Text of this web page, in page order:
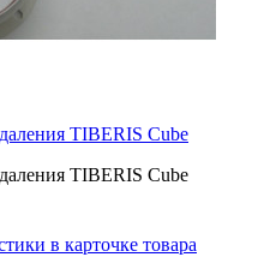
TIBERIS Cube
TIBERIS Cube
в карточке товара